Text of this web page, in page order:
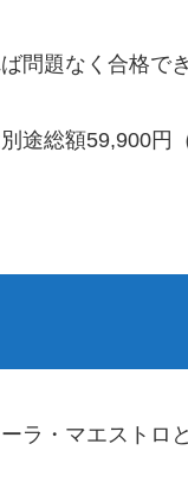
問題なく合格で
途総額59,900円
ラ・マエストロ